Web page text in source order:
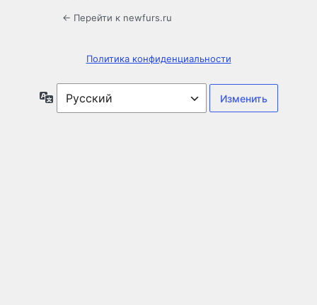
← Перейти к newfurs.ru
Политика конфиденциальности
Язык